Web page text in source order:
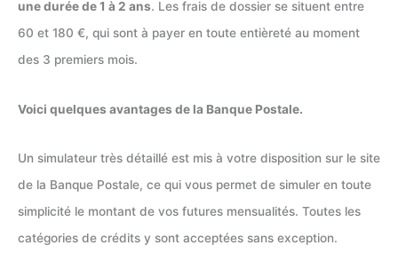
une durée de 1 à 2 ans. Les frais de dossier se situent entre
60 et 180 €, qui sont à payer en toute entièreté au moment
des 3 premiers mois.
Voici quelques avantages de la Banque Postale.
Un simulateur très détaillé est mis à votre disposition sur le site
de la Banque Postale, ce qui vous permet de simuler en toute
simplicité le montant de vos futures mensualités. Toutes les
catégories de crédits y sont acceptées sans exception.